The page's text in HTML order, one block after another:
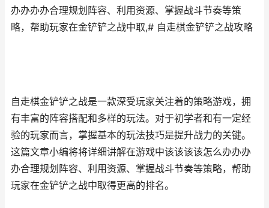
办办办办合理规划阵容、利用资源、掌握战斗节奏等策
略，帮助玩家在金铲铲之战中取,# 自走棋金铲铲之战攻略
自走棋金铲铲之战是一款深受玩家关注着的策略游戏，拥
有丰富的阵容搭配和多样的玩法。对于初学者和有一定经
验的玩家而言，掌握基本的玩法技巧是提升战力的关键。
这篇文章小编将将详细讲解在游戏中该该该该怎么办办办
办合理规划阵容、利用资源、掌握战斗节奏等策略，帮助
玩家在金铲铲之战中取得更高的排名。